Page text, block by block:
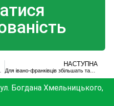
НАСТУПНА
Для івано-франківців збільшать тарифи
Богдана Хмельницького,